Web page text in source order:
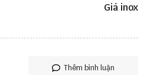
Giá inox
Thêm bình luận